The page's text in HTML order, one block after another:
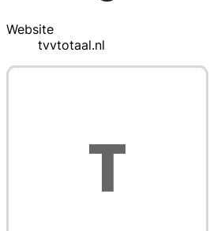
Website
tvvtotaal.nl